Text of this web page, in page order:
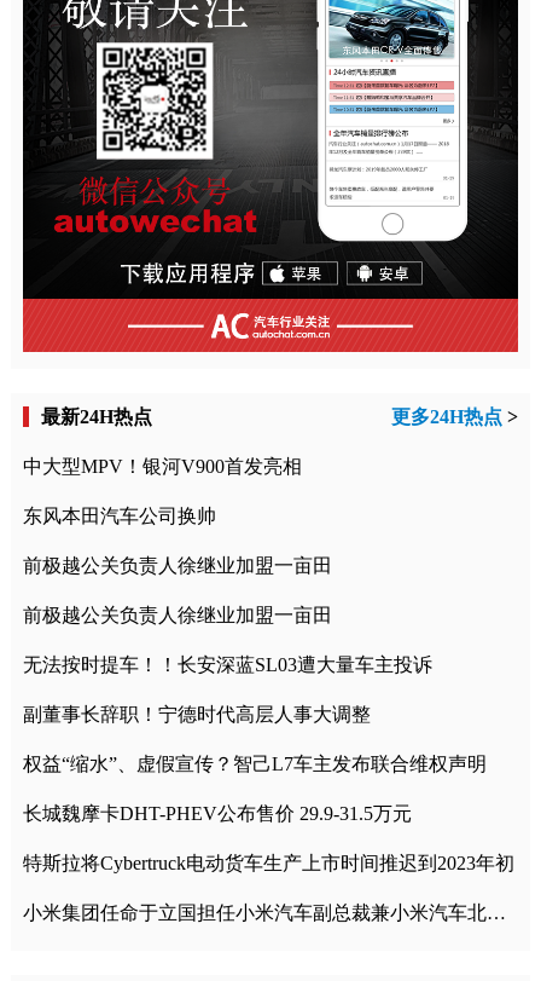
最新24H热点 更多24H热点 >
中大型MPV！银河V900首发亮相
东风本田汽车公司换帅
前极越公关负责人徐继业加盟一亩田
前极越公关负责人徐继业加盟一亩田
无法按时提车！！长安深蓝SL03遭大量车主投诉
副董事长辞职！宁德时代高层人事大调整
权益“缩水”、虚假宣传？智己L7车主发布联合维权声明
长城魏摩卡DHT-PHEV公布售价 29.9-31.5万元
特斯拉将Cybertruck电动货车生产上市时间推迟到2023年初
小米集团任命于立国担任小米汽车副总裁兼小米汽车北京总部政委